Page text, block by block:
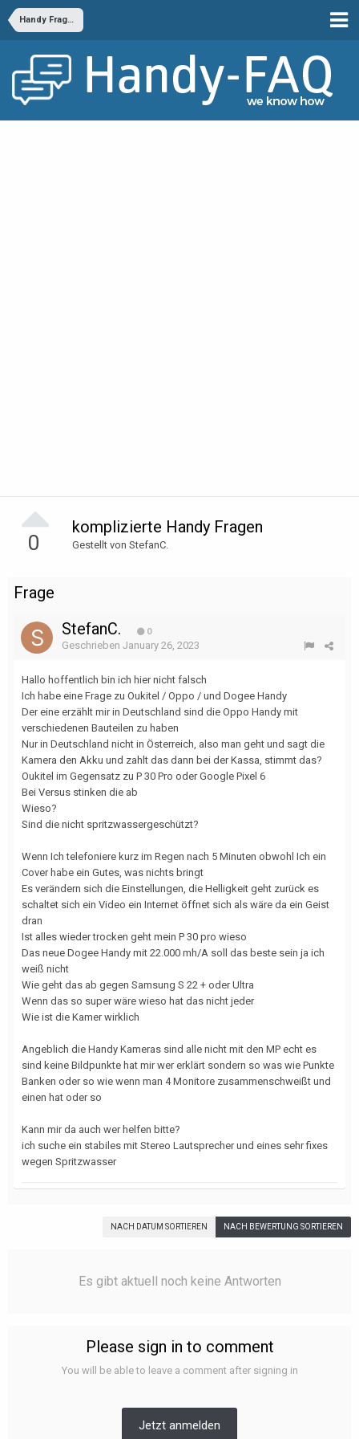
Handy Fragen & Antworten
0
komplizierte Handy Fragen
Gestellt von StefanC.
Frage
StefanC.
0
Geschrieben January 26, 2023
Hallo hoffentlich bin ich hier nicht falsch
Ich habe eine Frage zu Oukitel / Oppo / und Dogee Handy
Der eine erzählt mir in Deutschland sind die Oppo Handy mit
verschiedenen Bauteilen zu haben
Nur in Deutschland nicht in Österreich, also man geht und sagt die
Kamera den Akku und zahlt das dann bei der Kassa, stimmt das?
Oukitel im Gegensatz zu P 30 Pro oder Google Pixel 6
Bei Versus stinken die ab
Wieso?
Sind die nicht spritzwassergeschützt?
Wenn Ich telefoniere kurz im Regen nach 5 Minuten obwohl Ich ein
Cover habe ein Gutes, was nichts bringt
Es verändern sich die Einstellungen, die Helligkeit geht zurück es
schaltet sich ein Video ein Internet öffnet sich als wäre da ein Geist
dran
Ist alles wieder trocken geht mein P 30 pro wieso
Das neue Dogee Handy mit 22.000 mh/A soll das beste sein ja ich
weiß nicht
Wie geht das ab gegen Samsung S 22 + oder Ultra
Wenn das so super wäre wieso hat das nicht jeder
Wie ist die Kamer wirklich
Angeblich die Handy Kameras sind alle nicht mit den MP echt es
sind keine Bildpunkte hat mir wer erklärt sondern so was wie Punkte
Banken oder so wie wenn man 4 Monitore zusammenschweißt und
einen hat oder so
Kann mir da auch wer helfen bitte?
ich suche ein stabiles mit Stereo Lautsprecher und eines sehr fixes
wegen Spritzwasser
NACH BEWERTUNG SORTIEREN
NACH DATUM SORTIEREN
Es gibt aktuell noch keine Antworten
Please sign in to comment
You will be able to leave a comment after signing in
Jetzt anmelden